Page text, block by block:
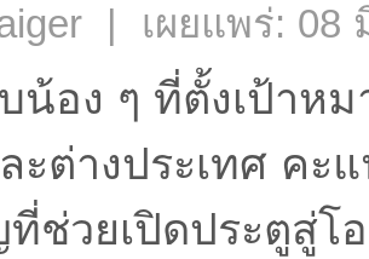
| เผยแพร่: 08
น้อง ๆ ที่ตั้งเป้าห
ะต่างประเทศ คะ
ช่วยเปิดประตูสู่โ